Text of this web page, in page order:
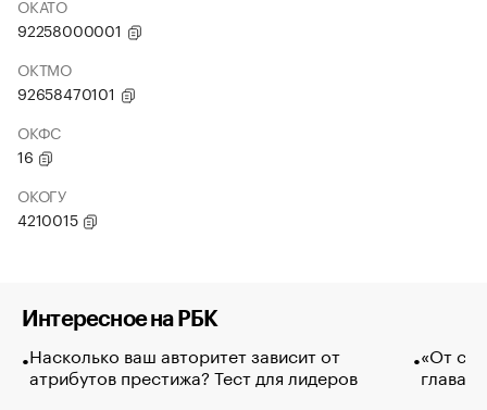
ОКАТО
92258000001
ОКТМО
92658470101
ОКФС
16
ОКОГУ
4210015
Интересное на РБК
Насколько ваш авторитет зависит от
атрибутов престижа? Тест для лидеров
«От
глава